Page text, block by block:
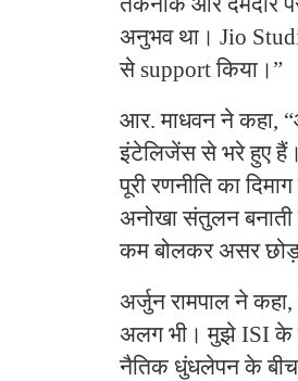
अनुभव था। Jio
से support किया।”
आर. माधवन ने कहा,
इंटेलिजेंस से भरे हुए
पूरी रणनीति का
अनोखा संतुलन बनाती
कम बोलकर असर
अर्जुन रामपाल ने
अलग भी। मुझे ISI के
नैतिक धुंधलेपन के बीच